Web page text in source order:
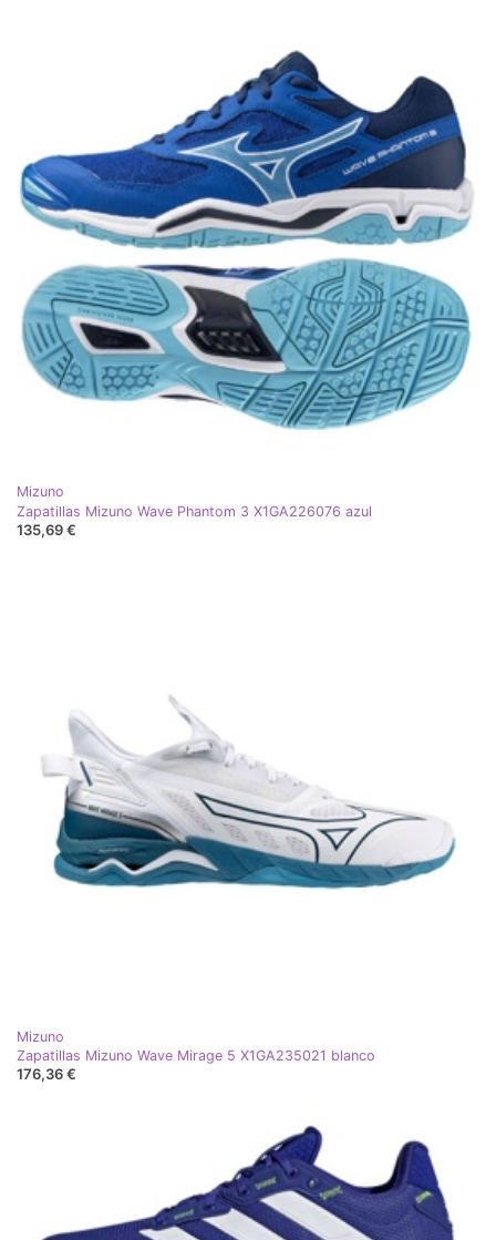
Mizuno
Zapatillas Mizuno Wave Phantom 3 X1GA226076 azul
135,69 €
Mizuno
Zapatillas Mizuno Wave Mirage 5 X1GA235021 blanco
176,36 €